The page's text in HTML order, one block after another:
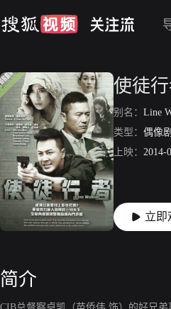
使徒
别名： Line
类型： 偶像剧
上映： 2014-
立即
简介